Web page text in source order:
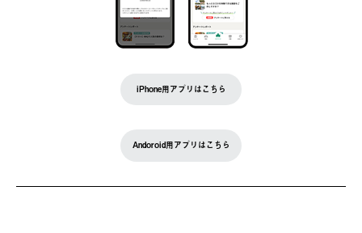
iPhone用アプリはこちら
Andoroid用アプリはこちら